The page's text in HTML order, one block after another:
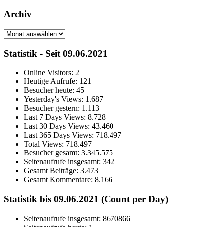
Archiv
Archiv
Statistik - Seit 09.06.2021
Online Visitors: 2
Heutige Aufrufe: 121
Besucher heute: 45
Yesterday's Views: 1.687
Besucher gestern: 1.113
Last 7 Days Views: 8.728
Last 30 Days Views: 43.460
Last 365 Days Views: 718.497
Total Views: 718.497
Besucher gesamt: 3.345.575
Seitenaufrufe insgesamt: 342
Gesamt Beiträge: 3.473
Gesamt Kommentare: 8.166
Statistik bis 09.06.2021 (Count per Day)
Seitenaufrufe insgesamt: 8670866